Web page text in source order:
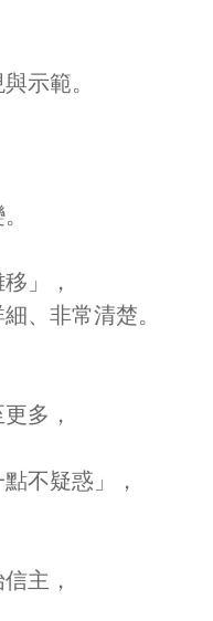
示範。
」，
、非常清楚。
多，
不疑惑」，
主，